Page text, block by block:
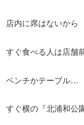
店内に席はないから
すぐ食べる人は店舗
ベンチかテーブル…
すぐ横の『北浦和公